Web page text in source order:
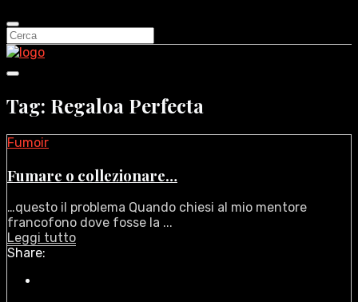
Tag: Regaloa Perfecta
Fumoir
Fumare o collezionare…
…questo il problema Quando chiesi al mio mentore
francofono dove fosse la ...
Leggi tutto
Share: